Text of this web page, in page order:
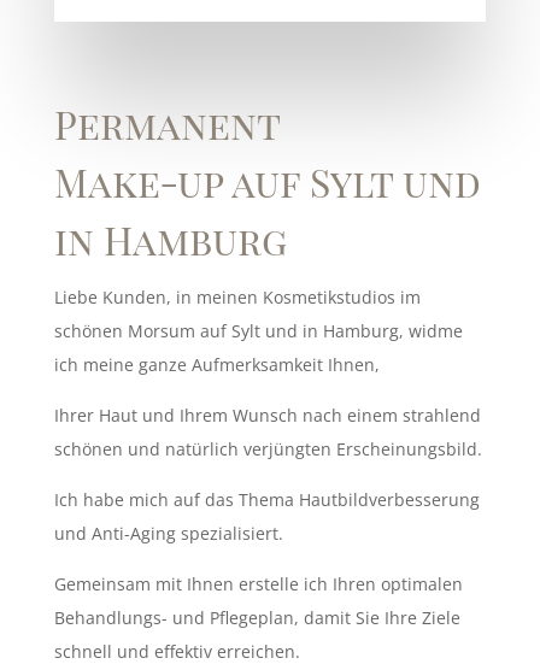
Permanent
Make-up auf Sylt und
in Hamburg
Liebe Kunden, in meinen Kosmetikstudios im
schönen Morsum auf Sylt und in Hamburg, widme
ich meine ganze Aufmerksamkeit Ihnen,
Ihrer Haut und Ihrem Wunsch nach einem strahlend
schönen und natürlich verjüngten Erscheinungsbild.
Ich habe mich auf das Thema Hautbildverbesserung
und Anti-Aging spezialisiert.
Gemeinsam mit Ihnen erstelle ich Ihren optimalen
Behandlungs- und Pflegeplan, damit Sie Ihre Ziele
schnell und effektiv erreichen.